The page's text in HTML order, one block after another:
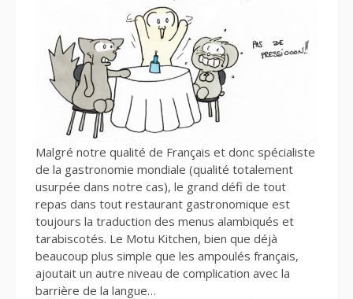
Malgré notre qualité de Français et donc spécialiste
de la gastronomie mondiale (qualité totalement
usurpée dans notre cas), le grand défi de tout
repas dans tout restaurant gastronomique est
toujours la traduction des menus alambiqués et
tarabiscotés. Le Motu Kitchen, bien que déjà
beaucoup plus simple que les ampoulés français,
ajoutait un autre niveau de complication avec la
barrière de la langue…